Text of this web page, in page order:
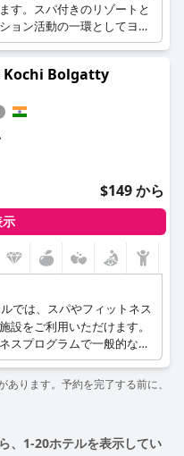
す。スパ付きのリゾートと
ョン活動の一環としてヨガ
まれている可能性が高いで
Bolgatty
$149 から
示
では、スパやフィットネス
設をご利用いただけます。
スプログラムで一般的なサ
ります。予約を完了する前に、
、1-20ホテルを表示してい